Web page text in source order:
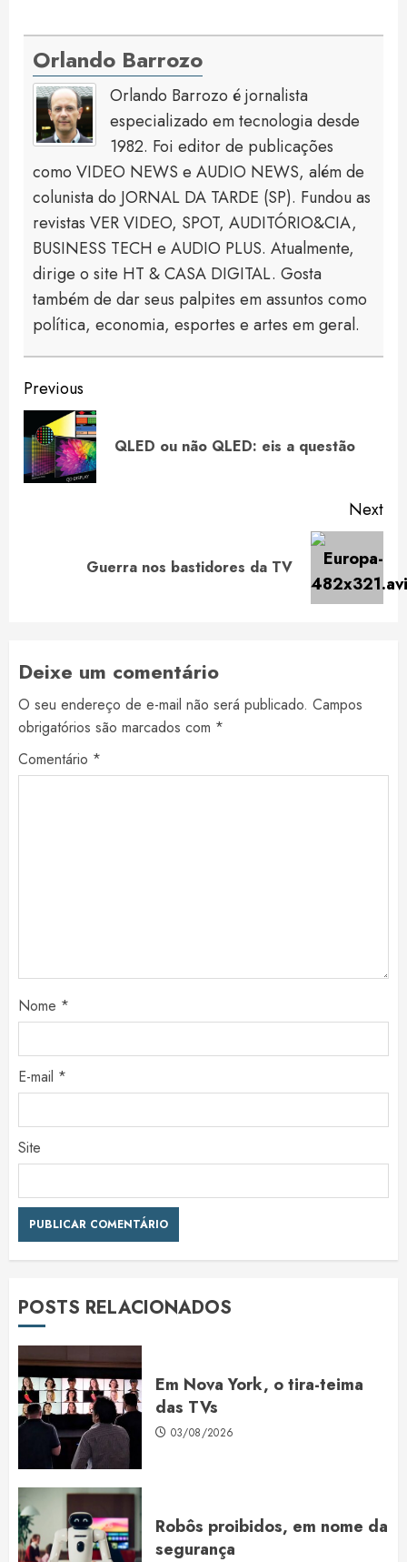
Orlando Barrozo
Orlando Barrozo é jornalista
especializado em tecnologia desde
1982. Foi editor de publicações
como VIDEO NEWS e AUDIO NEWS, além de
colunista do JORNAL DA TARDE (SP). Fundou as
revistas VER VIDEO, SPOT, AUDITÓRIO&CIA,
BUSINESS TECH e AUDIO PLUS. Atualmente,
dirige o site HT & CASA DIGITAL. Gosta
também de dar seus palpites em assuntos como
política, economia, esportes e artes em geral.
Continue
Reading
Previous
QLED ou não QLED: eis a questão
Next
Guerra nos bastidores da TV
Deixe um comentário
O seu endereço de e-mail não será publicado. Campos
obrigatórios são marcados com *
Comentário *
Nome *
E-mail *
Site
POSTS RELACIONADOS
Em Nova York, o tira-teima
das TVs
03/08/2026
Robôs proibidos, em nome da
segurança